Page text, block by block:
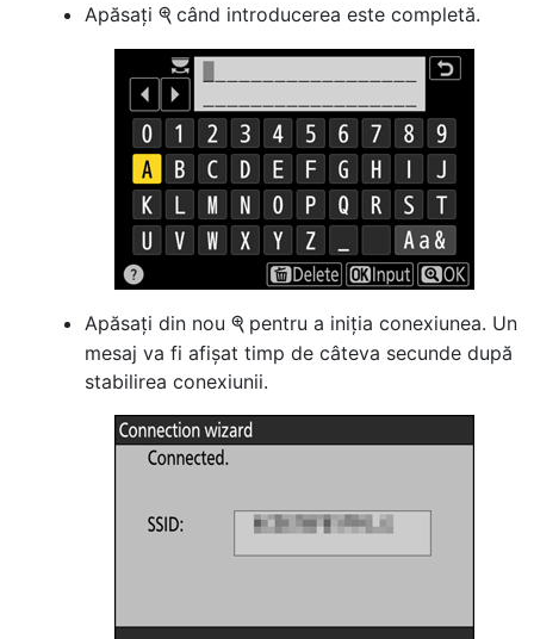
Apăsați X când introducerea este completă.
Apăsați din nou X pentru a iniția conexiunea. Un
mesaj va fi afișat timp de câteva secunde după
stabilirea conexiunii.